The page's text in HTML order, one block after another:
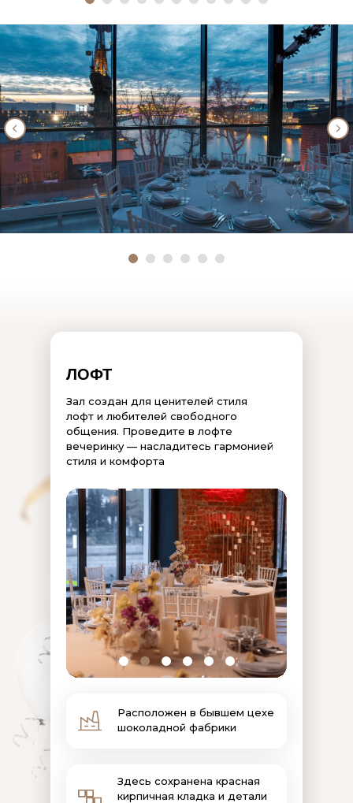
ЛОФТ
Зал создан для ценителей стиля
лофт и любителей свободного
общения. Проведите в лофте
вечеринку — насладитесь гармонией
стиля и комфорта
Расположен в бывшем цехе
шоколадной фабрики
Здесь сохранена красная
кирпичная кладка и детали